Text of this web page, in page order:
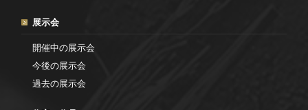
展示会
開催中の展示会
今後の展示会
過去の展示会